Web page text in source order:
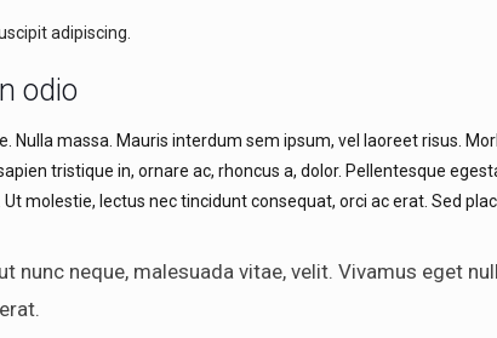
adipiscing.
odio
Nulla massa. Mauris interdum sem ipsum, vel laoreet risus.
tristique in, ornare ac, rhoncus a, dolor. Pellentesque
molestie, lectus nec tincidunt consequat, orci ac erat. Sed
nunc neque, malesuada vitae, velit. Vivamus eget